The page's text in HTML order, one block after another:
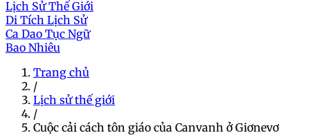
Lịch Sử Thế Giới
Di Tích Lịch Sử
Ca Dao Tục Ngữ
Bao Nhiêu
Trang chủ
/
Lịch sử thế giới
/
Cuộc cải cách tôn giáo của Canvanh ở Giơnevơ